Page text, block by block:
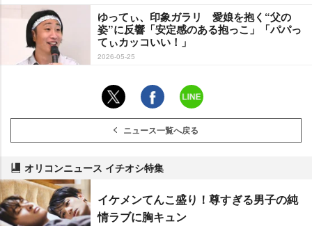
ゆってぃ、印象ガラリ 愛娘を抱く“父の
姿”に反響「安定感のある抱っこ」「パパっ
てぃカッコいい！」
2026-05-25
ニュース一覧へ戻る
オリコンニュース イチオシ特集
イケメンてんこ盛り！尊すぎる男子の純
情ラブに胸キュン